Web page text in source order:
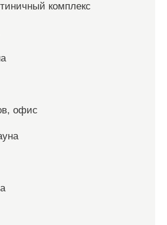
комплекс
офис